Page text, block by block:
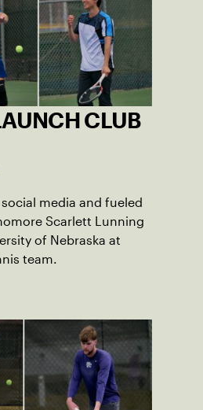
CLUB
media and fueled
Scarlett Lunning
of Nebraska at
team.